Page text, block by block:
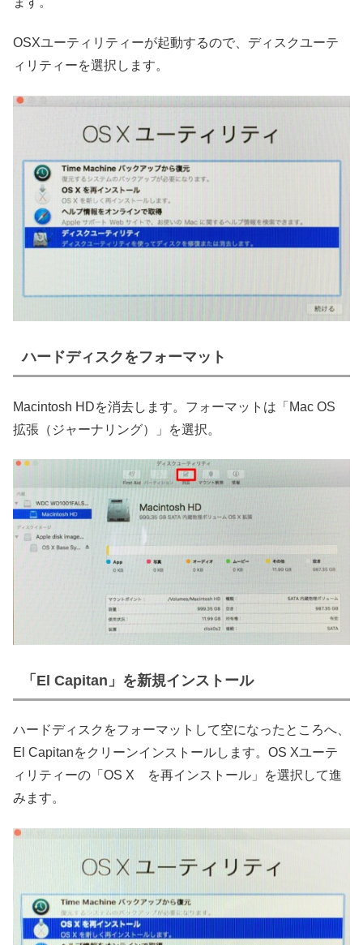
OSXユーティリティーが起動するので、ディスクユーテ
ィリティーを選択します。
ハードディスクをフォーマット
Macintosh HDを消去します。フォーマットは「Mac OS
拡張（ジャーナリング）」を選択。
「El Capitan」を新規インストール
ハードディスクをフォーマットして空になったところへ、
El Capitanをクリーンインストールします。OS Xユーテ
ィリティーの「OS X を再インストール」を選択して進
みます。